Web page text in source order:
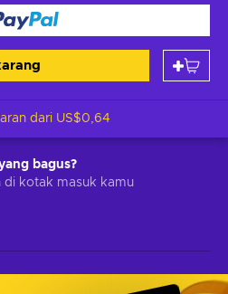
dari US$0,64
bagus?
di kotak masuk kamu